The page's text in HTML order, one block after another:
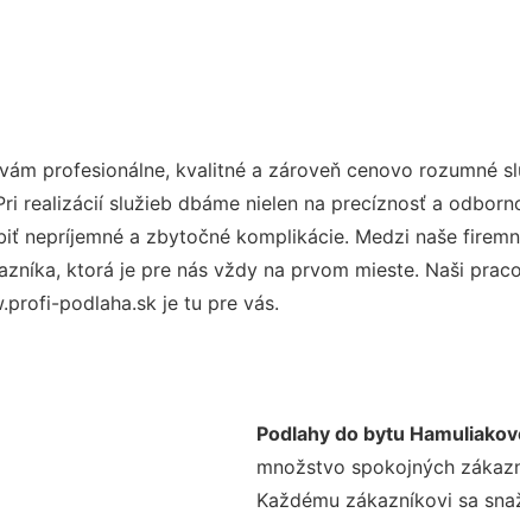
profesionálne, kvalitné a zároveň cenovo rozumné
realizácií služieb dbáme nielen na precíznosť a
nepríjemné a zbytočné komplikácie. Medzi naše
ktorá je pre nás vždy na prvom mieste. Naši
podlaha.sk je tu pre vás.
Podlahy do bytu
množstvo spokojných
Každému zákazníkovi sa